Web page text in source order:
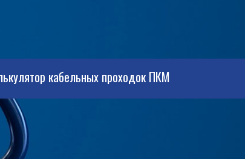
кабельных проходок ПКМ